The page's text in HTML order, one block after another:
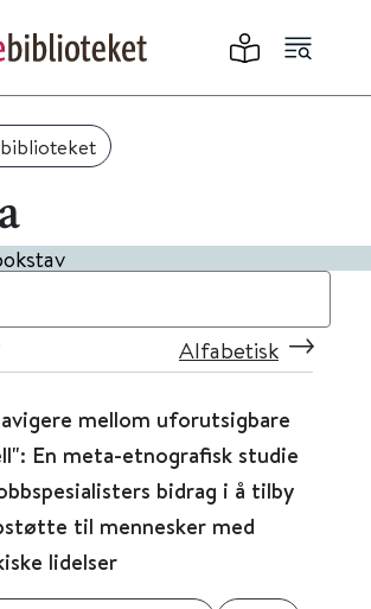
Alfabetisk
mellom uforutsigbare
En meta-etnografisk studie
bidrag i å tilby
til mennesker med
lidelser